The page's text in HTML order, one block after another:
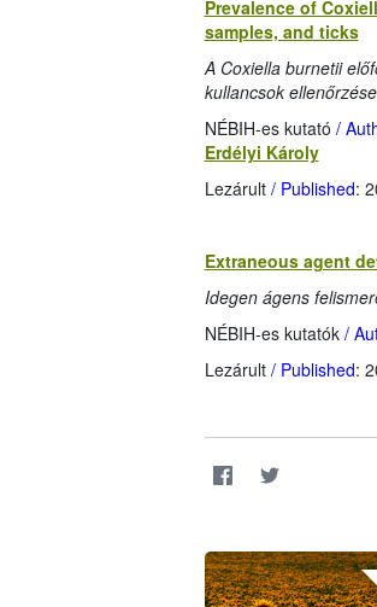
Prevalence of
samples, and ticks
A Coxiella burnetii
kullancsok ellenőrzése
NÉBIH-es kutató /
Erdélyi Károly
Lezárult / Published:
Extraneous agent
Idegen ágens
NÉBIH-es kutatók/
Lezárult / Published: